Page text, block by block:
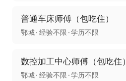
普通车床师傅（包吃住）
鄂城 经验不限 学历不限
数控加工中心师傅（包吃住）
鄂城 经验不限 学历不限